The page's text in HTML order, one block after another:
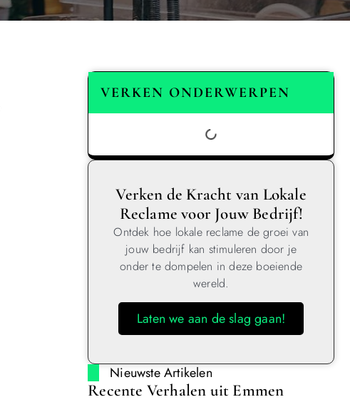
VERKEN ONDERWERPEN
Verken de Kracht van Lokale
Reclame voor Jouw Bedrijf!
Ontdek hoe lokale reclame de groei van
jouw bedrijf kan stimuleren door je
onder te dompelen in deze boeiende
wereld.
Laten we aan de slag gaan!
Nieuwste Artikelen
Recente Verhalen uit Emmen